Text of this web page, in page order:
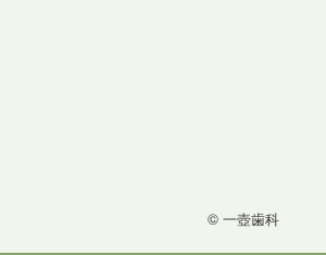
© 一壺歯科